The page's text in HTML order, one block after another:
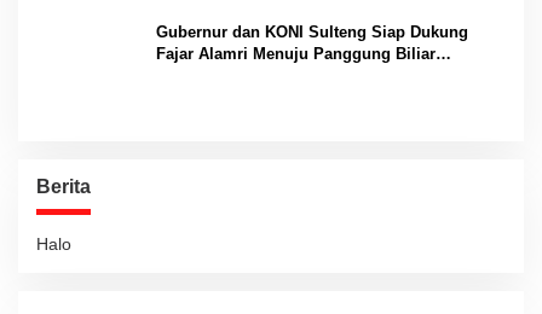
Gubernur dan KONI Sulteng Siap Dukung
Fajar Alamri Menuju Panggung Biliar
Berita
Halo